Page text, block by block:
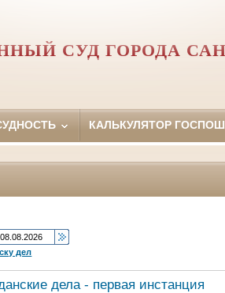
СУД ГОРОДА
КАЛЬКУЛЯТОР
дел
дела - первая инстанция